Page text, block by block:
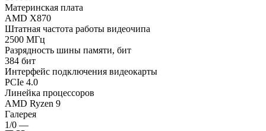
Материнская плата
AMD X870
Штатная частота работы видеочипа
2500 МГц
Разрядность шины памяти, бит
384 бит
Интерфейс подключения видеокарты
PCIe 4.0
Линейка процессоров
AMD Ryzen 9
Галерея
1/0 —